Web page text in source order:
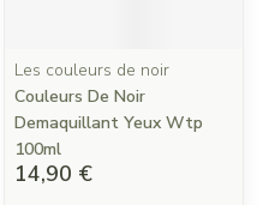
Les couleurs de noir
Couleurs De Noir
Demaquillant Yeux Wtp
100ml
14,90 €